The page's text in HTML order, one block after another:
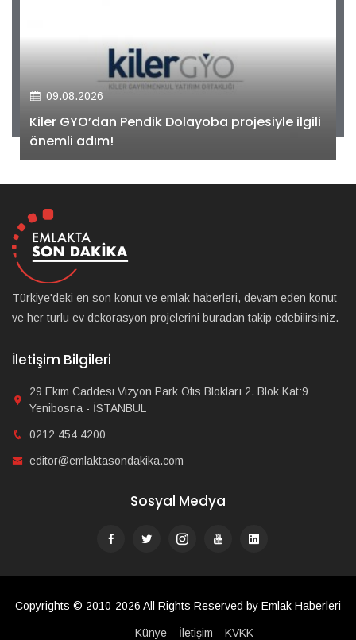
09.08.2026
Kiler GYO’dan Pendik Dolayoba projesiyle ilgili
önemli adım!
Türkiye'deki en son konut ve emlak haberleri, devam eden konut
ve her türlü ev dekorasyon projelerini buradan takip edebilirsiniz.
İletişim Bilgileri
29 Ekim Caddesi Vizyon Park Ofis Blokları 2. Blok Kat:9
Yenibosna - İSTANBUL
0212 454 4200
editor@emlaktasondakika.com
Sosyal Medya
Copyrights © 2010-2026 All Rights Reserved by Emlak Haberleri
Künye İletişim KVKK